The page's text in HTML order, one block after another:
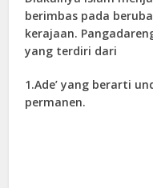
berimbas pada
kerajaan.
yang terdiri dari
1.Ade’ yang berarti
permanen.